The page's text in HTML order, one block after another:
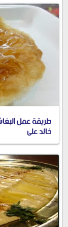
طريقة عمل
خالد على